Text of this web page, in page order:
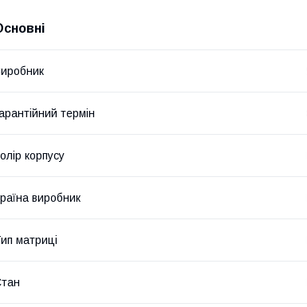
термін
корпусу
виробник
матриці